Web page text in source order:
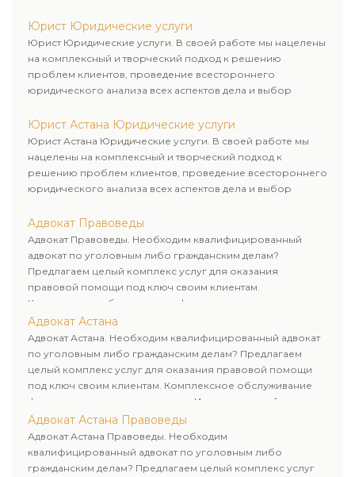
Юрист Юридические услуги
Юрист Юридические услуги. В своей работе мы нацелены
на комплексный и творческий подход к решению
проблем клиентов, проведение всестороннего
юридического анализа всех аспектов дела и выбор
Юрист Астана Юридические услуги
Юрист Астана Юридические услуги. В своей работе мы
нацелены на комплексный и творческий подход к
решению проблем клиентов, проведение всестороннего
юридического анализа всех аспектов дела и выбор
Адвокат Правоведы
Адвокат Правоведы. Необходим квалифицированный
адвокат по уголовным либо гражданским делам?
Предлагаем целый комплекс услуг для оказания
правовой помощи под ключ своим клиентам.
Комплексное обслуживание физических и юридических
лиц. Индивидуальный подход к каждому клиенту.
Адвокат Астана
Адвокат Астана. Необходим квалифицированный адвокат
по уголовным либо гражданским делам? Предлагаем
целый комплекс услуг для оказания правовой помощи
под ключ своим клиентам. Комплексное обслуживание
физических и юридических лиц. Индивидуальный подход к
каждому клиенту.
Адвокат Астана Правоведы
Адвокат Астана Правоведы. Необходим
квалифицированный адвокат по уголовным либо
гражданским делам? Предлагаем целый комплекс услуг